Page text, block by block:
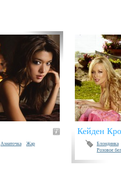
Азиаточка
Жар
Кейден
Блондинка
Розовое